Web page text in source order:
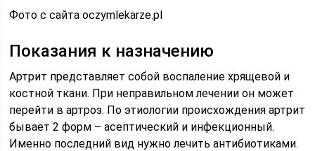
Фото с сайта oczymlekarze.pl
Показания к назначению
Артрит представляет собой воспаление хрящевой и
костной ткани. При неправильном лечении он может
перейти в артроз. По этиологии происхождения артрит
бывает 2 форм – асептический и инфекционный.
Именно последний вид нужно лечить антибиотиками.